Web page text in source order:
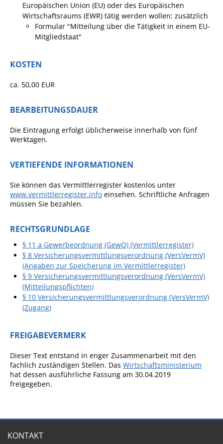
Pop-Up-Museum
Kerngeschichten
Orestiada
Vereine + Kultur
Geschichte
MEIN GEMMRIGHEIM
Markungsputzete
Lesepaten gesucht!
Lesewochen
Boulebahn
Willkommensbesuche
Europäischen Union (EU) oder des Europäischen
Wirtschaftsraums (EWR) tätig werden wollen: zusätzlich
Formular "Mitteilung über die Tätigkeit in einem EU-
Mitgliedstaat"
KOSTEN
ca. 50,00 EUR
BEARBEITUNGSDAUER
Die Eintragung erfolgt üblicherweise innerhalb von fünf
Werktagen.
VERTIEFENDE INFORMATIONEN
Sie können das Vermittlerregister kostenlos unter
www.vermittlerregister.info einsehen. Schriftliche Anfragen
müssen Sie bezahlen.
RECHTSGRUNDLAGE
§ 11 a Gewerbeordnung (GewO) (Vermittlerregister)
§ 8 Versicherungsvermittlungsverordnung (VersVermV)
(Angaben zur Speicherung im Vermittlerregister)
§ 9 Versicherungsvermittlungsverordnung (VersVermV)
(Mitteilungspflichten)
§ 10 Versicherungsvermittlungsverordnung (VersVermV)
(Zugang)
FREIGABEVERMERK
Dieser Text entstand in enger Zusammenarbeit mit den
fachlich zuständigen Stellen. Das Wirtschaftsministerium
hat dessen ausführliche Fassung am 30.04.2019
freigegeben.
KONTAKT